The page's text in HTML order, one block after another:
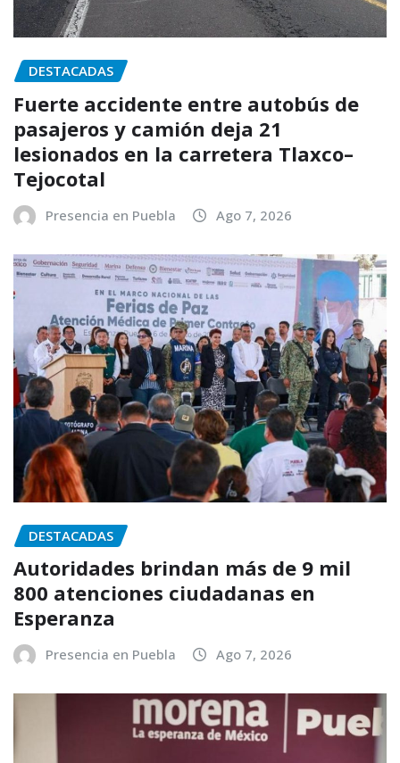
DESTACADAS
Fuerte accidente entre autobús de
pasajeros y camión deja 21
lesionados en la carretera Tlaxco–
Tejocotal
Presencia en Puebla Ago 7, 2026
DESTACADAS
Autoridades brindan más de 9 mil
800 atenciones ciudadanas en
Esperanza
Presencia en Puebla Ago 7, 2026